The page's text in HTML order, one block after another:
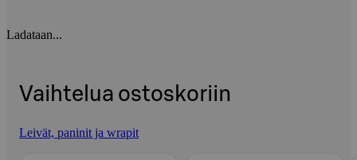
Ladataan...
Vaihtelua ostoskoriin
Leivät, paninit ja wrapit